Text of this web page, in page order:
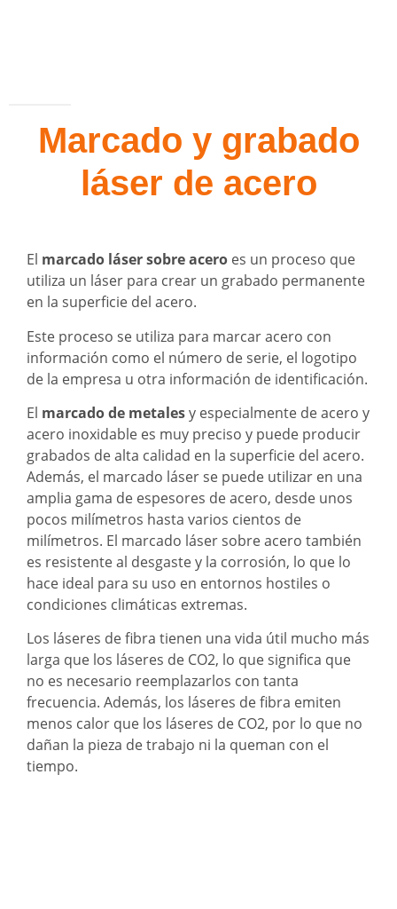
Marcado y grabado
láser de acero
El marcado láser sobre acero es un proceso que
utiliza un láser para crear un grabado permanente
en la superficie del acero.
Este proceso se utiliza para marcar acero con
información como el número de serie, el logotipo
de la empresa u otra información de identificación.
El marcado de metalesy especialmente de acero y
acero inoxidable es muy preciso y puede producir
grabados de alta calidad en la superficie del acero.
Además, el marcado láser se puede utilizar en una
amplia gama de espesores de acero, desde unos
pocos milímetros hasta varios cientos de
milímetros. El marcado láser sobre acero también
es resistente al desgaste y la corrosión, lo que lo
hace ideal para su uso en entornos hostiles o
condiciones climáticas extremas.
Los láseres de fibra tienen una vida útil mucho más
larga que los láseres de CO2, lo que significa que
no es necesario reemplazarlos con tanta
frecuencia. Además, los láseres de fibra emiten
menos calor que los láseres de CO2, por lo que no
dañan la pieza de trabajo ni la queman con el
tiempo.